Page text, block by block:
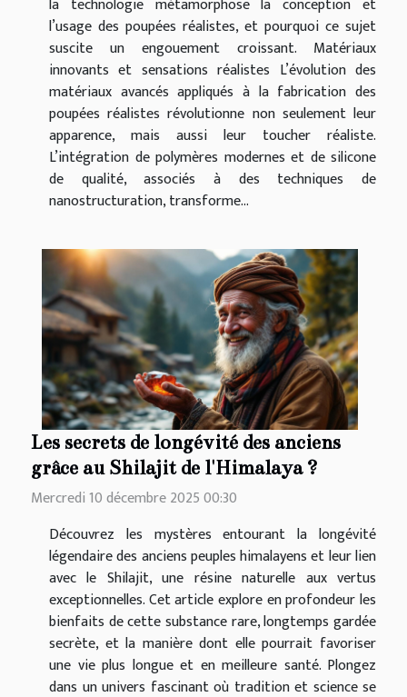
la technologie métamorphose la conception et
l’usage des poupées réalistes, et pourquoi ce sujet
suscite un engouement croissant. Matériaux
innovants et sensations réalistes L’évolution des
matériaux avancés appliqués à la fabrication des
poupées réalistes révolutionne non seulement leur
apparence, mais aussi leur toucher réaliste.
L’intégration de polymères modernes et de silicone
de qualité, associés à des techniques de
nanostructuration, transforme...
Les secrets de longévité des anciens
grâce au Shilajit de l'Himalaya ?
Mercredi 10 décembre 2025 00:30
Découvrez les mystères entourant la longévité
légendaire des anciens peuples himalayens et leur lien
avec le Shilajit, une résine naturelle aux vertus
exceptionnelles. Cet article explore en profondeur les
bienfaits de cette substance rare, longtemps gardée
secrète, et la manière dont elle pourrait favoriser
une vie plus longue et en meilleure santé. Plongez
dans un univers fascinant où tradition et science se